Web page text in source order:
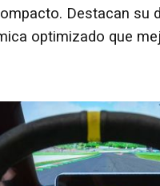
Destacan su
optimizado que